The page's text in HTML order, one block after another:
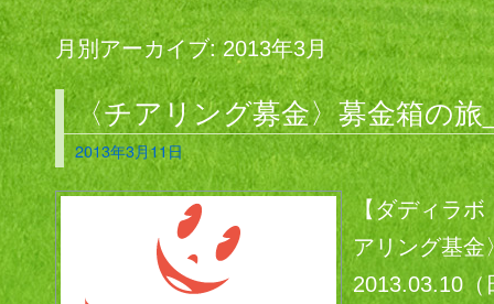
月別アーカイブ:2013年3月
〈チアリング募金〉募金箱の旅
2013年3月11日
【ダディラ
アリング基金
2013.03.10（